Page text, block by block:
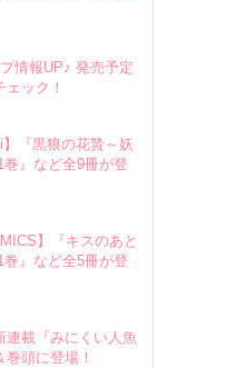
情報UP♪ 発売予定
ック！
】『黒狼の花贄～妖
』など全9冊が登
】『キスのあと
巻』など全5冊が登
載『みにくい人魚
頭に登場！